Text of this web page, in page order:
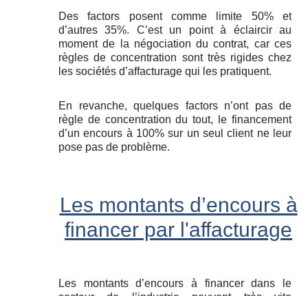
Des factors posent comme limite 50% et
d’autres 35%. C’est un point à éclaircir au
moment de la négociation du contrat, car ces
règles de concentration sont très rigides chez
les sociétés d’affacturage qui les pratiquent.
En revanche, quelques factors n’ont pas de
règle de concentration du tout, le financement
d’un encours à 100% sur un seul client ne leur
pose pas de problème.
Les montants d’encours à
financer par l'affacturage
Les montants d’encours à financer dans le